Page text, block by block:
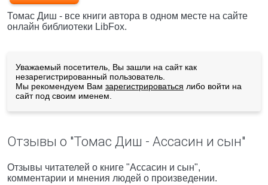
Томас Диш - все книги автора в одном месте на сайте
онлайн библиотеки LibFox.
Уважаемый посетитель, Вы зашли на сайт как
незарегистрированный пользователь.
Мы рекомендуем Вам зарегистрироваться либо войти на
сайт под своим именем.
Отзывы о "Томас Диш - Ассасин и сын"
Отзывы читателей о книге "Ассасин и сын",
комментарии и мнения людей о произведении.